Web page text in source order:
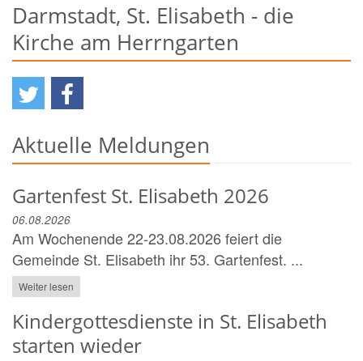
Darmstadt, St. Elisabeth - die
Kirche am Herrngarten
Aktuelle Meldungen
Gartenfest St. Elisabeth 2026
06.08.2026
Am Wochenende 22-23.08.2026 feiert die
Gemeinde St. Elisabeth ihr 53. Gartenfest. ...
Weiter lesen
Kindergottesdienste in St. Elisabeth
starten wieder